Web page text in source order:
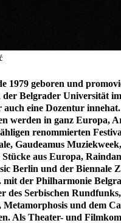
1979 geboren und
Belgrader Universität
auch eine Dozentur innehat.
werden in ganz Europa,
renommierten
Gaudeamus
aus Europa,
Berlin und der Biennale
mit der Philharmonie
des Serbischen
und dem
Als Theater- und